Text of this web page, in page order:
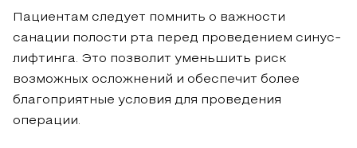
Пациентам следует помнить о важности
санации полости рта перед проведением синус-
лифтинга. Это позволит уменьшить риск
возможных осложнений и обеспечит более
благоприятные условия для проведения
операции.